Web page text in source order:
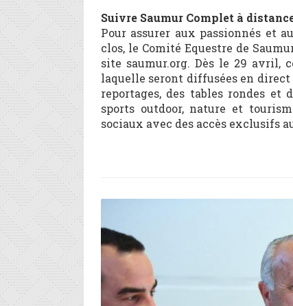
Suivre Saumur Complet à
Pour assurer aux passionnés et
clos, le Comité Equestre de
site saumur.org. Dès le 29 avril,
laquelle seront diffusées en direct
reportages, des tables rondes
sports outdoor, nature et
sociaux avec des accès exclusifs